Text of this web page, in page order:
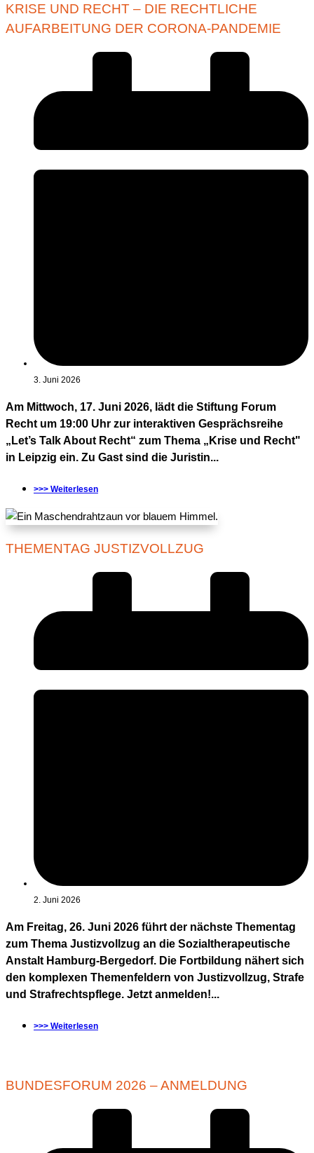
KRISE UND RECHT – DIE RECHTLICHE
AUFARBEITUNG DER CORONA-PANDEMIE
3. Juni 2026
Am Mittwoch, 17. Juni 2026, lädt die Stiftung Forum
Recht um 19:00 Uhr zur interaktiven Gesprächsreihe
„Let’s Talk About Recht“ zum Thema „Krise und Recht"
in Leipzig ein. Zu Gast sind die Juristin...
>>> Weiterlesen
THEMENTAG JUSTIZVOLLZUG
2. Juni 2026
Am Freitag, 26. Juni 2026 führt der nächste Thementag
zum Thema Justizvollzug an die Sozialtherapeutische
Anstalt Hamburg-Bergedorf. Die Fortbildung nähert sich
den komplexen Themenfeldern von Justizvollzug, Strafe
und Strafrechtspflege. Jetzt anmelden!...
>>> Weiterlesen
BUNDESFORUM 2026 – ANMELDUNG